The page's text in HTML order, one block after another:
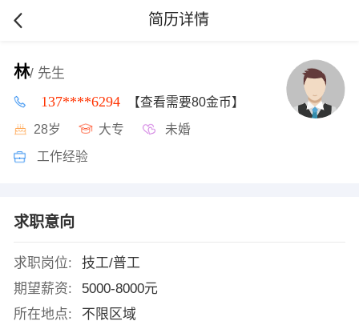
简历详情
林/ 先生
137****6294 【查看需要80金币】
28岁 大专 未婚
工作经验
求职意向
求职岗位:
技工/普工
期望薪资:
5000-8000元
所在地点:
不限区域